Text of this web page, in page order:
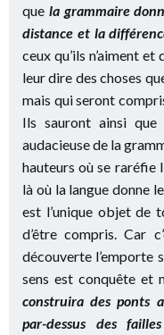
que la grammaire
distance et la
ceux qu’ils n’aiment
leur dire des choses
mais qui seront
Ils sauront ainsi que
audacieuse de la
hauteurs où se raréfie
là où la langue donne
est l’unique objet de
d’être compris. Car
découverte l’emporte
sens est conquête et
construira des ponts
par-dessus des